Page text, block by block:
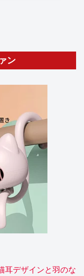
ン
耳デザインと羽のな